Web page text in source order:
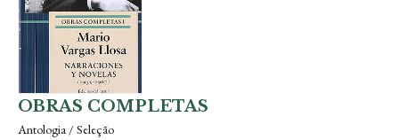
OBRAS COMPLETAS
Antologia / Seleção